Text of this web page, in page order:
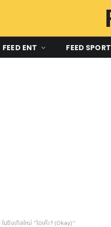
FEED ENT FEED SPORT
งเกิลใหม่ “โอเค๊ะ? (Okay)”